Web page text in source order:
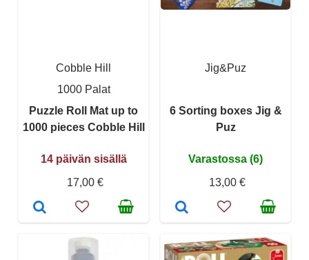
Cobble Hill
1000 Palat
Puzzle Roll Mat up to
1000 pieces Cobble Hill
14 päivän sisällä
17,00 €
Jig&Puz
6 Sorting boxes Jig &
Puz
Varastossa (6)
13,00 €